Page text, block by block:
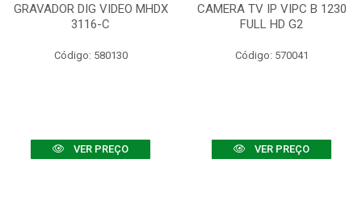
GRAVADOR DIG VIDEO MHDX
3116-C
Código: 580130
VER PREÇO
CAMERA TV IP VIPC B 1230
FULL HD G2
Código: 570041
VER PREÇO